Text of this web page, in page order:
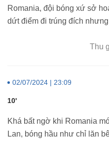
Romania, đội bóng xứ sở
dứt điểm đi trúng đích
Thu
02/07/2024 | 23:09
10'
Khá bất ngờ khi Romania
Lan, bóng hầu như chỉ lăn